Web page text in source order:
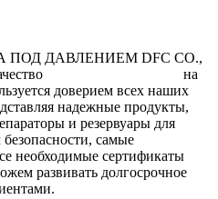
ДАВЛЕНИЕМ DFC CO.,
на
доверием всех наших
надежные продукты,
и резервуары для
самые
необходимые сертификаты
развивать долгосрочное